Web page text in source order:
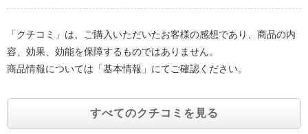
「クチコミ」は、ご購入いただいたお客様の感想であり、商品の内
容、効果、効能を保障するものではありません。
商品情報については「基本情報」にてご確認ください。
すべてのクチコミを見る